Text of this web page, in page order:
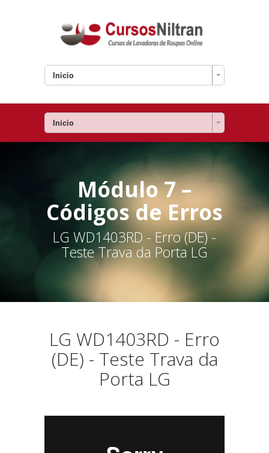
Inicio
Início
Módulo 7 –
Códigos de Erros
LG WD1403RD - Erro (DE) -
Teste Trava da Porta LG
LG WD1403RD - Erro
(DE) - Teste Trava da
Porta LG